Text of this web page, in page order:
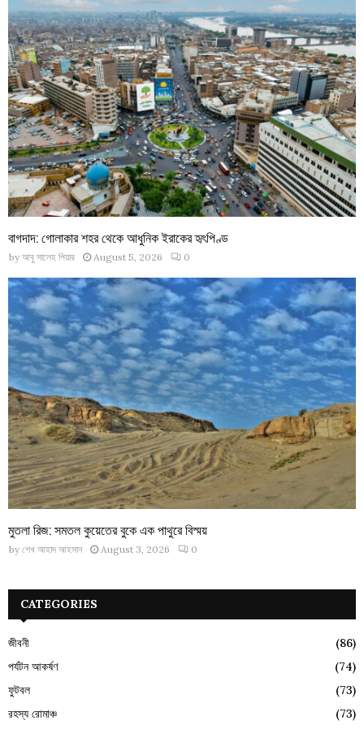
বাগদাদ: গোলাকার শহর থেকে আধুনিক ইরাকের হৃৎপিণ্ড
by আবু সালেহ পিয়ার August 5, 2026 0
মুতলা রিজ: সমতল কুয়েতের বুকে এক পাথুরে বিস্ময়
by শেখ আহাদ আহসান August 3, 2026 0
CATEGORIES
জীবনী
(86)
পর্যটন আকর্ষণ
(74)
ফুটবল
(73)
রহস্য রোমাঞ্চ
(73)